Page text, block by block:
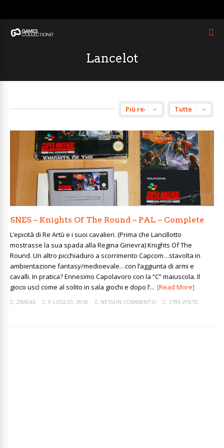
Lancelot
SNES – Knights Of The Round – PAL – Complete
L’epicità di Re Artù e i suoi cavalieri. (Prima che Lancillotto
mostrasse la sua spada alla Regina Ginevra) Knights Of The
Round. Un altro picchiaduro a scorrimento Capcom…stavolta in
ambientazione fantasy/medioevale…con l’aggiunta di armi e
cavalli. In pratica? Ennesimo Capolavoro con la “C” maiuscola. Il
gioco uscì come al solito in sala giochi e dopo l’... [Read More]
ZIMEAX 9 LUGLIO, 2018 NESSUN COMMENTO 1796 VISITE